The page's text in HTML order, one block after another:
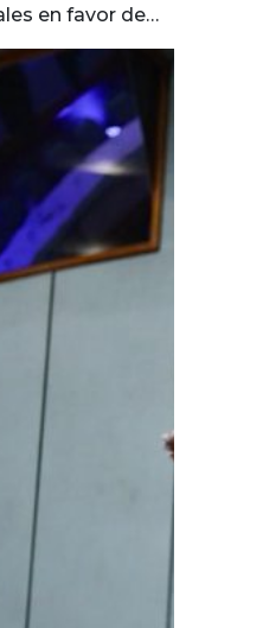
en favor de